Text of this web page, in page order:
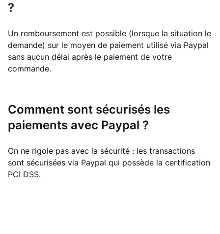
?
Un remboursement est possible (lorsque la situation le
demande) sur le moyen de paiement utilisé via Paypal
sans aucun délai après le paiement de votre
commande.
Comment sont sécurisés les
paiements avec Paypal ?
On ne rigole pas avec la sécurité : les transactions
sont sécurisées via Paypal qui possède la certification
PCI DSS.